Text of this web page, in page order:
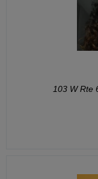
103 W Rte